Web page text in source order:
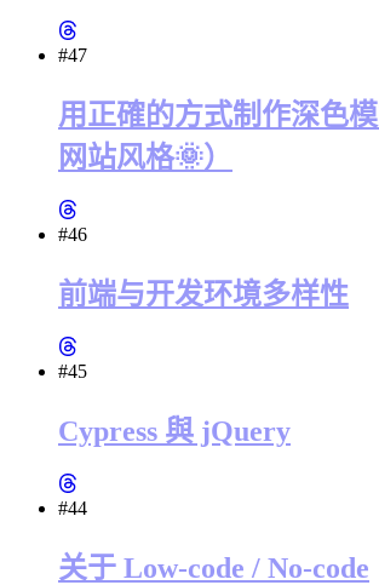
#47
用正確的方式制作深色
网站风格🌞）
#46
前端与开发环境多样性
#45
Cypress 與 jQuery
#44
关于 Low-code / No-code